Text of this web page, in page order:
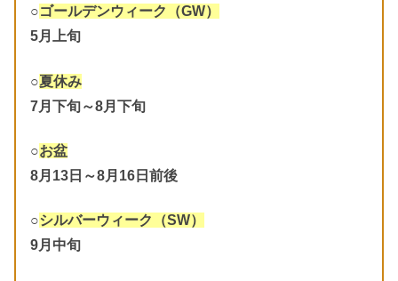
○ゴールデンウィーク（GW）
5月上旬
○夏休み
7月下旬～8月下旬
○お盆
8月13日～8月16日前後
○シルバーウィーク（SW）
9月中旬